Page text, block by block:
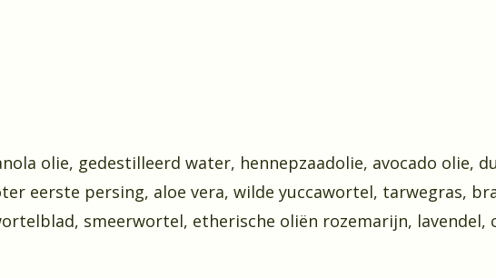
olie, gedestilleerd water, hennepzaadolie, avocado olie,
eerste persing, aloe vera, wilde yuccawortel, tarwegras,
smeerwortel, etherische oliën rozemarijn,